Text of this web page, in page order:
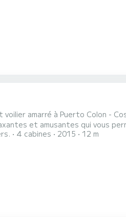
voilier amarré à Puerto Colon -
et amusantes qui vous
de cette magnifique île volcanique. Le
pour la navigation en eaux
4 cabines 2015 12 m